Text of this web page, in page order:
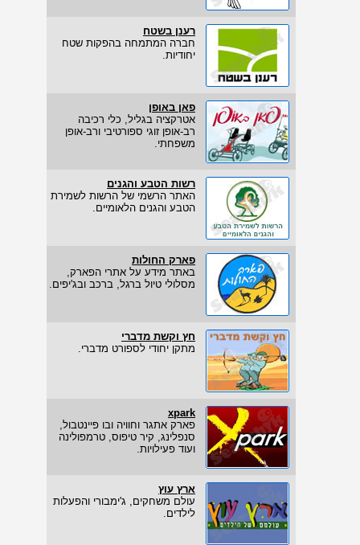
רענן בשטח
חברה המתמחה בהפקות שטח
יחודיות.
פאן באופן
אטרקציה בגליל, כלי רכיבה
רב-אופן זוגי ספורטיבי ורב-אופן
משפחתי.
רשות הטבע והגנים
האתר הרשמי של הרשות לשמירת
הטבע והגנים הלאומיים.
פארק החולות
באתר מידע על אתרי הפארק,
מסלולי טיול ברגל, ברכב ובג'יפים.
חץ וקשת מדברי
מתקן יחודי לספורט מדברי.
xpark
פארק אתגר וחוויה ובו פיינטבול,
סנפלינג, קיר טיפוס, טרמפולינה
ועוד פעילויות.
ארץ עוץ
עולם משחקים, ג'ימבורי והפעלות
לילדים.